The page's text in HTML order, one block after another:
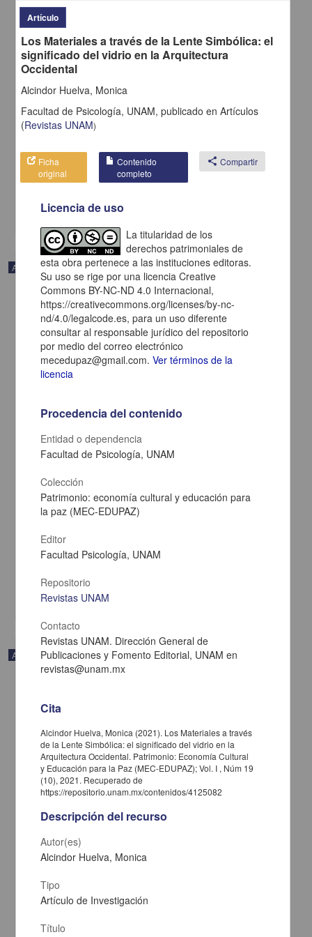
Voices of Mexico 35, April-June, 1996. 35, April-June, 1996
UNAM
1996
Artes y Humanidades
Artículo
Guaraní and Yrendá-Toba-Tarijeño aquifer systems (Argentine Gran
Chaco)
Peri, Verónica Gisel; Barcelona, Hernán; Pomposiello, María
Geología, UNAM
2015-02-25
Físico Matemáticas y Ciencias de la Tierra
Chaco; Argentina
Artículo
Macroscopic diagnosis of drug use risks in Mexico
Erendira; Córdova Alcaráz, Alberto Javier; Fernández Cáceres,
María del Carmen - Facultad de Psicología, UNAM
Artes y Humanidades
de servicios de salud, viviendas con agua y energía
Artículo
Los Materiales a través de la Lente Simbólica: el
significado del vidrio en la Arquitectura
Occidental
Alcindor Huelva, Monica
Facultad de Psicología, UNAM, publicado enArtículos
(Revistas UNAM)
Ficha
original
Contenido
completo
share Compartir
Licencia de uso
La titularidad de los
derechos patrimoniales de
esta obra pertenece a las instituciones editoras.
Su uso se rige por una licencia Creative
Commons BY-NC-ND 4.0 Internacional,
https://creativecommons.org/licenses/by-nc-
nd/4.0/legalcode.es, para un uso diferente
consultar al responsable jurídico del repositorio
por medio del correo electrónico
mecedupaz@gmail.com.Ver términos de la
licencia
Procedencia del contenido
Entidad o dependencia
Facultad de Psicología, UNAM
Colección
Patrimonio: economía cultural y educación para
la paz (MEC-EDUPAZ)
Editor
Facultad Psicología, UNAM
Repositorio
Revistas UNAM
Contacto
Revistas UNAM. Dirección General de
Publicaciones y Fomento Editorial, UNAM en
revistas@unam.mx
Cita
Alcindor Huelva, Monica (2021). Los Materiales a través
de la Lente Simbólica: el significado del vidrio en la
Arquitectura Occidental. Patrimonio: Economía Cultural
y Educación para la Paz (MEC-EDUPAZ); Vol. I , Núm 19
(10), 2021. Recuperado de
https://repositorio.unam.mx/contenidos/4125082
Descripción del recurso
Autor(es)
Alcindor Huelva, Monica
Tipo
Artículo de Investigación
Título